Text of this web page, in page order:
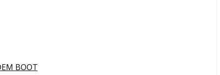
BOOT